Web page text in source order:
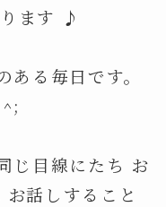
ます ♪
る毎日です。
じ目線にたち お
話しすること